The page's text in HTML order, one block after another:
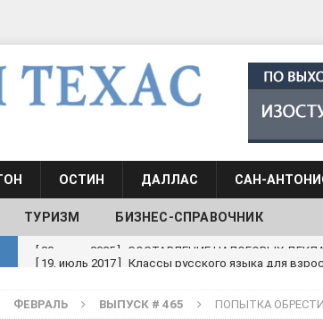
ОСТИН ДАЛЛАС САН-
ТУРИЗМ БИЗНЕС-СПРАВОЧНИК
[ 19, июль 2017 ] Классы русского языка для
[ 19, июль 2017 ] Школа русского языка при
ФЕВРАЛЬ ВЫПУСК # 465 ПОПЫТКА